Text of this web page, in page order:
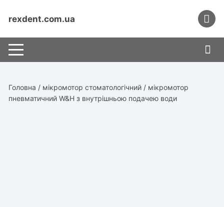
rexdent.com.ua
Головна / мікромотор стоматологічний / мікромотор
пневматичний W&H з внутрішньою подачею води